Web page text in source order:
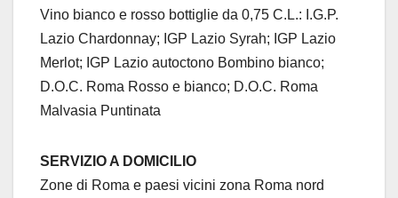
Vino bianco e rosso bottiglie da 0,75 C.L.: I.G.P.
Lazio Chardonnay; IGP Lazio Syrah; IGP Lazio
Merlot; IGP Lazio autoctono Bombino bianco;
D.O.C. Roma Rosso e bianco; D.O.C. Roma
Malvasia Puntinata
SERVIZIO A DOMICILIO
Zone di Roma e paesi vicini zona Roma nord